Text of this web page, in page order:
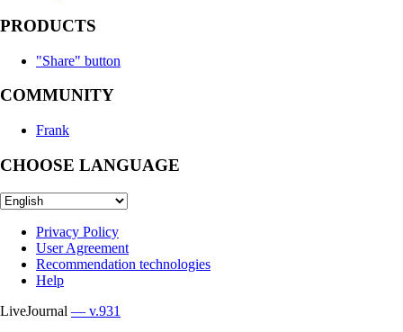
PRODUCTS
"Share" button
COMMUNITY
Frank
CHOOSE LANGUAGE
Privacy Policy
User Agreement
Recommendation technologies
Help
LiveJournal — v.931